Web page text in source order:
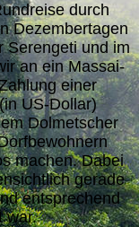
durch
Dezembertagen
Serengeti und im
an ein Massai-
einer
Dollar)
Dolmetscher
machen. Dabei
gerade
entsprechend
war.